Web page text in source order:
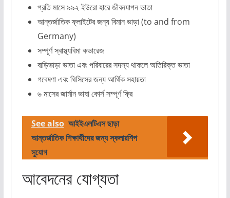
প্রতি মাসে ৯৯২ ইউরো হারে জীবনযাপন ভাতা
আন্তর্জাতিক ফ্লাইটের জন্য বিমান ভাড়া (to and from
Germany)
সম্পূর্ণ স্বাস্থ্যবিমা কভারেজ
বাড়িভাড়া ভাতা এবং পরিবারের সদস্য থাকলে অতিরিক্ত ভাতা
গবেষণা এবং থিসিসের জন্য আর্থিক সহায়তা
৬ মাসের জার্মান ভাষা কোর্স সম্পূর্ণ ফ্রি
See also আইইএলটিএস ছাড়া
আন্তর্জাতিক শিক্ষার্থীদের জন্য স্কলারশিপ
সুযোগ
আবেদনের যোগ্যতা